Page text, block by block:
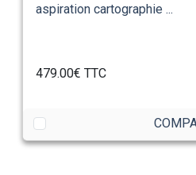
aspiration cartographie ...
479.00€ TTC